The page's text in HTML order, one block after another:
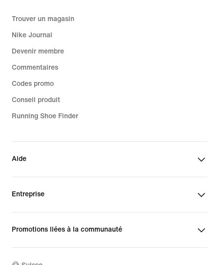
Trouver un magasin
Nike Journal
Devenir membre
Commentaires
Codes promo
Conseil produit
Running Shoe Finder
Aide
Entreprise
Promotions liées à la communauté